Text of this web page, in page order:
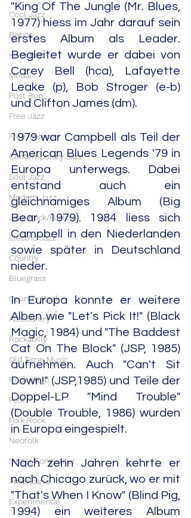
Cool Jazz
Bebop
Hard Bop
Modal
Post Bop
Free Jazz
Free Improv
Contemporary Jazz
Soul Jazz
Modern Jazz
Jazz Rock/Fusion
Electric Jazz
Country
Bluegrass
Country Rock
Alt.Country
Rockabilly
Old Time Music
Rock'n'Roll
Folk
Folk Rock
Neofolk
Singer/Songwriter
Americana
Experimental
"King Of The Jungle (Mr. Blues,
1977) hiess im Jahr darauf sein
erstes Album als Leader.
Begleitet wurde er dabei von
Carey Bell (hca), Lafayette
Leake (p), Bob Stroger (e-b)
und Clifton James (dm).
1979 war Campbell als Teil der
American Blues Legends '79 in
Europa unterwegs. Dabei
entstand auch ein
gleichnamiges Album (Big
Bear, 1979). 1984 liess sich
Campbell in den Niederlanden
sowie später in Deutschland
nieder.
In Europa konnte er weitere
Alben wie "Let's Pick It!" (Black
Magic, 1984) und "The Baddest
Cat On The Block" (JSP, 1985)
aufnehmen. Auch "Can't Sit
Down!" (JSP,1985) und Teile der
Doppel-LP "Mind Trouble"
(Double Trouble, 1986) wurden
in Europa eingespielt.
Nach zehn Jahren kehrte er
nach Chicago zurück, wo er mit
"That's When I Know" (Blind Pig,
1994) ein weiteres Album